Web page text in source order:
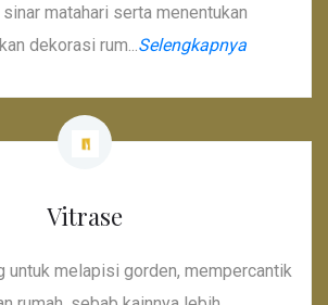
matahari serta menentukan
dekorasi rum...Selengkapnya
Vitrase
untuk melapisi gorden, mempercantik